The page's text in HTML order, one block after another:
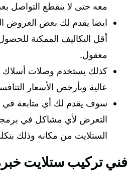
معه حتى لا ينقطع التواصل
ايضا يقدم لك بعض العروض
أقل التكاليف الممكنة
معقول.
كذلك يستخدم وصلات أسلاك
عالية وبأرخص الأسعار
سوف يقدم لك أي متابعة
التعرض لأي مشاكل في
الستلايت من مكانه وذلك
فني تركيب ستلايت